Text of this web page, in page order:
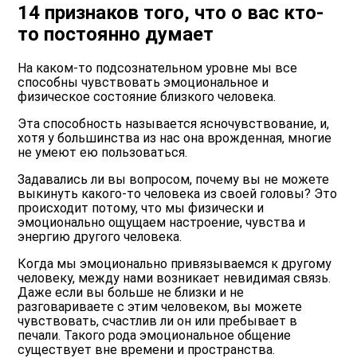
14 признаков того, что о вас кто-
то постоянно думает
На каком-то подсознательном уровне мы все
способны чувствовать эмоциональное и
физическое состояние близкого человека.
Эта способность называется ясночувствование, и,
хотя у большинства из нас она врожденная, многие
не умеют ею пользоваться.
Задавались ли вы вопросом, почему вы не можете
выкинуть какого-то человека из своей головы? Это
происходит потому, что мы физически и
эмоционально ощущаем настроение, чувства и
энергию другого человека.
Когда мы эмоционально привязываемся к другому
человеку, между нами возникает невидимая связь.
Даже если вы больше не близки и не
разговариваете с этим человеком, вы можете
чувствовать, счастлив ли он или пребывает в
печали. Такого рода эмоциональное общение
существует вне времени и пространства.